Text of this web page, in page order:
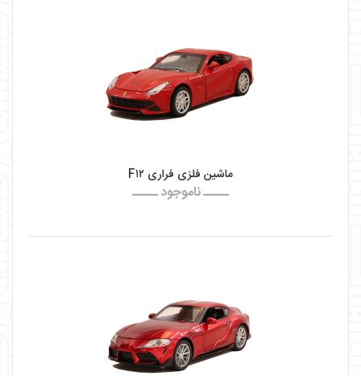
ماشین فلزی فراری F۱۲
ـــــ ناموجود ـــــ